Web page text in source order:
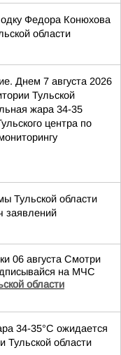
Федора Конюхова
области
Днем 7 августа 2026
Тульской
жара 34-35
центра по
Тульской области
заявлений
06 августа Смотри
на МЧС
области
34-35°С ожидается
Тульской области